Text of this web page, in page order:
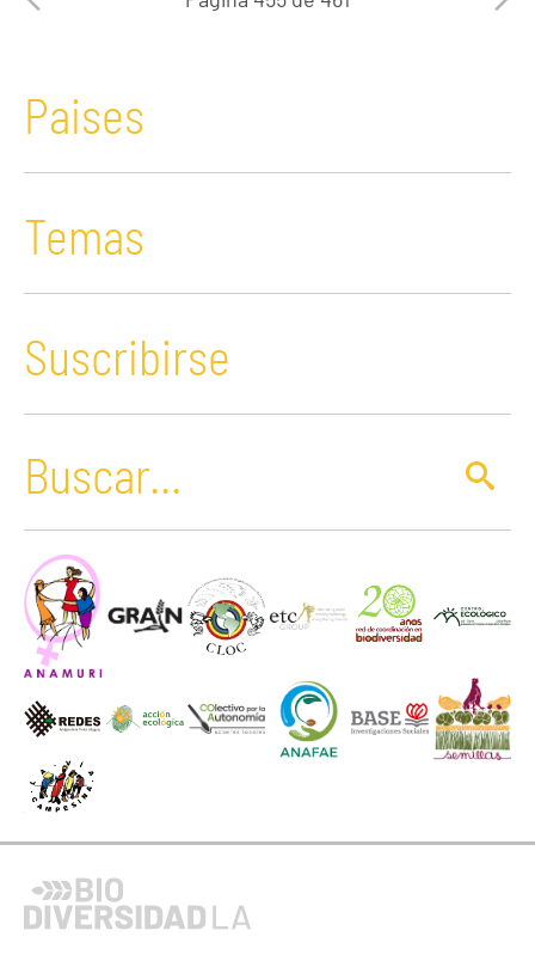
Paises
Temas
Suscribirse